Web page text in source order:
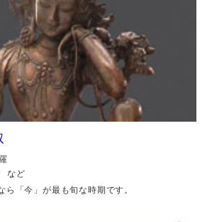
など
ら「今」が最も旬な時期です。